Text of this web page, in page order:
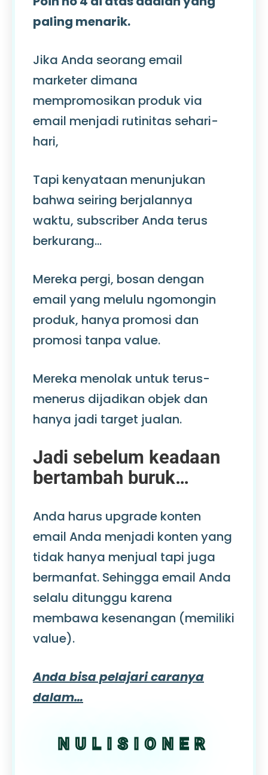
paling menarik.
Jika Anda seorang email
marketer dimana
mempromosikan produk via
email menjadi rutinitas sehari-
hari,
Tapi kenyataan menunjukan
bahwa seiring berjalannya
waktu, subscriber Anda terus
berkurang…
Mereka pergi, bosan dengan
email yang melulu ngomongin
produk, hanya promosi dan
promosi tanpa value.
Mereka menolak untuk terus-
menerus dijadikan objek dan
hanya jadi target jualan.
Jadi sebelum keadaan
bertambah buruk…
Anda harus upgrade konten
email Anda menjadi konten yang
tidak hanya menjual tapi juga
bermanfat. Sehingga email Anda
selalu ditunggu karena
membawa kesenangan (memiliki
value).
Anda bisa pelajari caranya
dalam…
NULISIONER